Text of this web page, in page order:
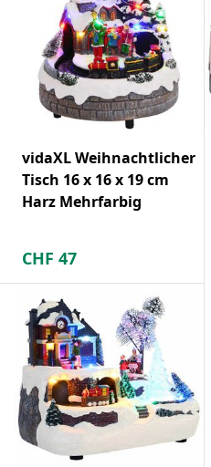
vidaXL Weihnachtlicher
Tisch 16 x 16 x 19 cm
Harz Mehrfarbig
CHF 47